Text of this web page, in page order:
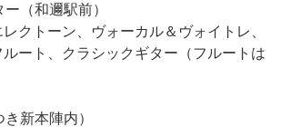
（和邇駅前）
レクトーン、ヴォーカル＆ヴォイトレ、
ート、クラシックギター（フルートは
新本陣内）